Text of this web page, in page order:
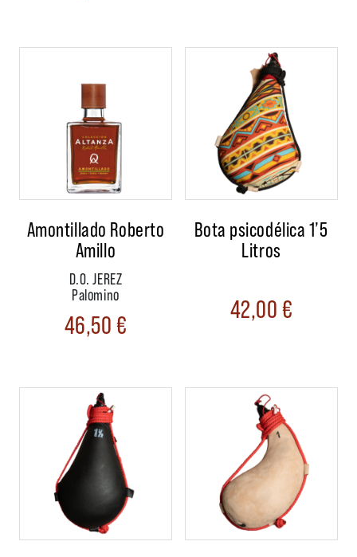
Amontillado Roberto
Amillo
D.O. JEREZ
Palomino
46,50€
Bota psicodélica 1’5
Litros
42,00€